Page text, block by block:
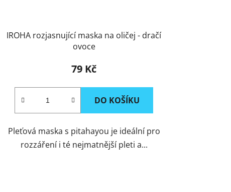
IROHA rozjasnující maska na oličej - dračí
ovoce
79 Kč
DO KOŠÍKU
Pleťová maska s pitahayou je ideální pro
rozzáření i té nejmatnější pleti a...